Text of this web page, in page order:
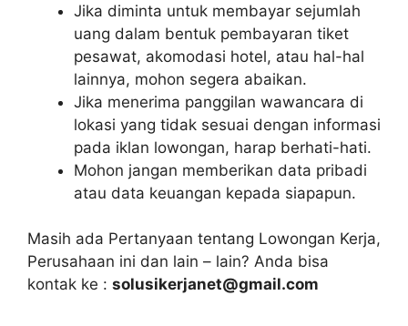
Jika diminta untuk membayar sejumlah
uang dalam bentuk pembayaran tiket
pesawat, akomodasi hotel, atau hal-hal
lainnya, mohon segera abaikan.
Jika menerima panggilan wawancara di
lokasi yang tidak sesuai dengan informasi
pada iklan lowongan, harap berhati-hati.
Mohon jangan memberikan data pribadi
atau data keuangan kepada siapapun.
Masih ada Pertanyaan tentang Lowongan Kerja,
Perusahaan ini dan lain – lain? Anda bisa
kontak ke : solusikerjanet@gmail.com